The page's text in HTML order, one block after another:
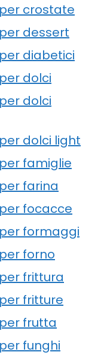
crostate
dessert
diabetici
dolci
dolci
dolci light
famiglie
farina
focacce
formaggi
forno
frittura
fritture
frutta
funghi